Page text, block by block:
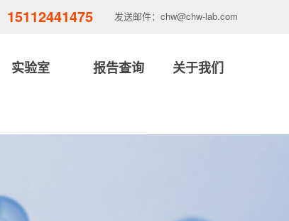
15112441475 发送邮件：chw@chw-lab.com
实验室 报告查询 关于我们